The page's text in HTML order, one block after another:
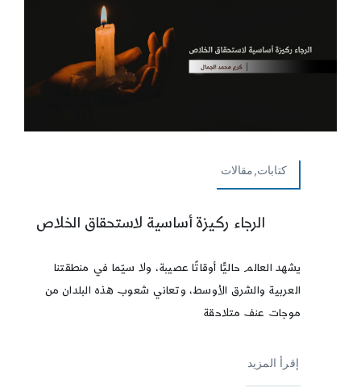
كتابات,مقالات
الرجاء ركيزة أساسية لاستحقاق الخلاص
يشهد العالم حاليًّا أوقاتًا عصيبة، ولا سيّما في منطقتنا
العربية والشرق الأوسط، وتعاني شعوب هذه البلدان من
موجات عنف متلاحقة
إقرأ المزيد